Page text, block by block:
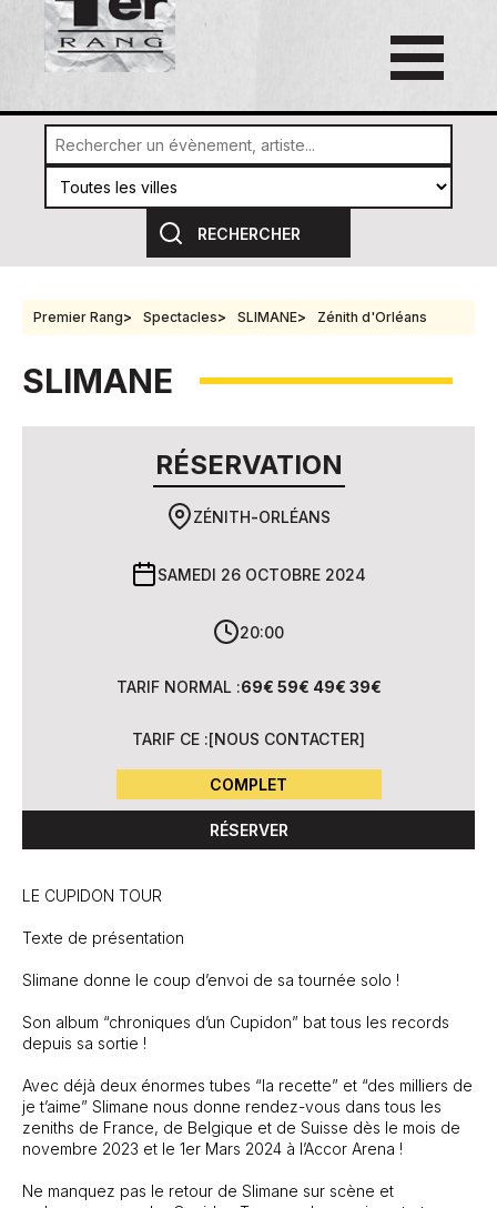
Premier Rang Spectacles SLIMANE Zénith d'Orléans
SLIMANE
LE CUPIDON TOUR
Texte de présentation
Slimane donne le coup d’envoi de sa tournée solo !
Son album “chroniques d’un Cupidon” bat tous les records
depuis sa sortie !
Avec déjà deux énormes tubes “la recette” et “des milliers de
je t’aime” Slimane nous donne rendez-vous dans tous les
zeniths de France, de Belgique et de Suisse dès le mois de
novembre 2023 et le 1er Mars 2024 à l’Accor Arena !
Ne manquez pas le retour de Slimane sur scène et
RÉSERVATION
ZÉNITH-ORLÉANS
SAMEDI 26 OCTOBRE 2024
20:00
TARIF NORMAL :69€ 59€ 49€ 39€
TARIF CE :[NOUS CONTACTER]
COMPLET
RÉSERVER